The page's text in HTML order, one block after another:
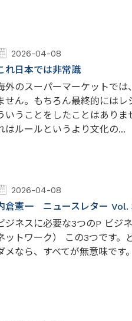
2026-04-08
れ日本では非常識
外のスーパーマーケットでは
せん。もちろん最終的には
いうことをしたことはあり
はルールというより文化の...
2026-04-08
倉憲一 ニュースレター Vol.
ジネスに必要な3つのP ビジ
ットワーク） この3つです。
メなら、すべてが無意味で